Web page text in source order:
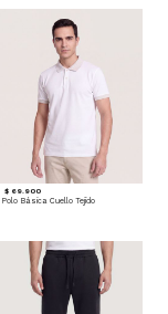
$ 69.900
Polo Básica Cuello Tejido